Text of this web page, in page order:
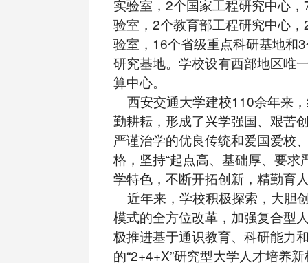
实验室，2个国家工程研究中心
验室，2个教育部工程研究中心
验室，16个省级重点科研基地和
研究基地。学校设有西部地区唯
算中心。
西安交通大学建校110余年来
勤耕耘，形成了兴学强国、艰苦
严谨治学的优良传统和爱国爱校
格，坚持“起点高、基础厚、要求
学特色，不断开拓创新，精勤育
近年来，学校积极探索，大胆
模式的全方位改革，加强复合型
极推进基于通识教育、科研能力
的“2+4+X”研究型大学人才培养